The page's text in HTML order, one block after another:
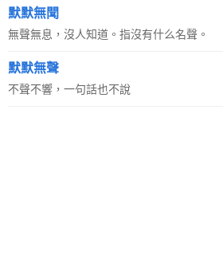
默默無聞
無聲無息，沒人知道。指沒有什么名聲。
默默無聲
不聲不響，一句話也不說